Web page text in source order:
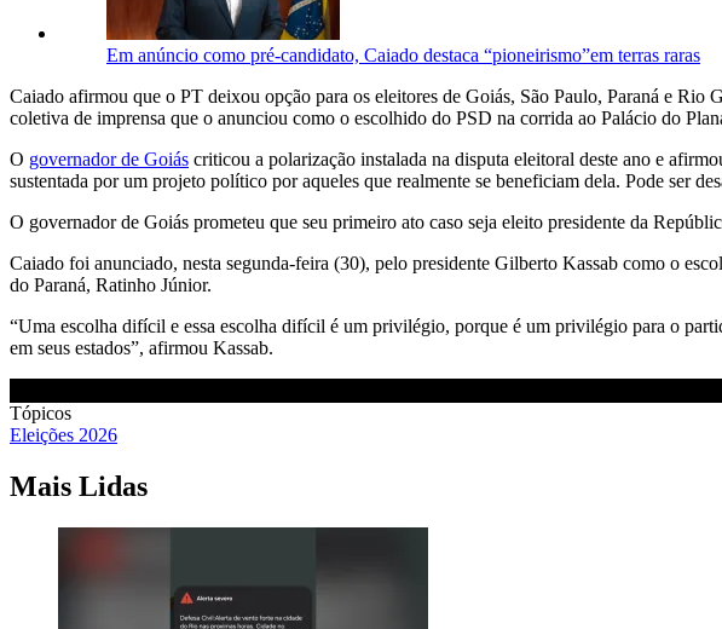
Em anúncio como pré-candidato, Caiado destaca “pioneirismo”em terras raras
Caiado afirmou que o PT deixou opção para os eleitores de Goiás, São Paulo, Paraná e
coletiva de imprensa que o anunciou como o escolhido do PSD na corrida ao Palácio do
O governador de Goiás criticou a polarização instalada na disputa eleitoral deste ano e
sustentada por um projeto político por aqueles que realmente se beneficiam dela. Pode ser
O governador de Goiás prometeu que seu primeiro ato caso seja eleito presidente da
Caiado foi anunciado, nesta segunda-feira (30), pelo presidente Gilberto Kassab como o
do Paraná, Ratinho Júnior.
“Uma escolha difícil e essa escolha difícil é um privilégio, porque é um privilégio para o
em seus estados”, afirmou Kassab.
Tópicos
Eleições 2026
Mais Lidas